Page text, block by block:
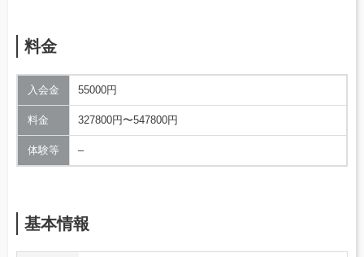
料金
入会金 55000円
料金 327800円〜547800円
体験等 –
基本情報